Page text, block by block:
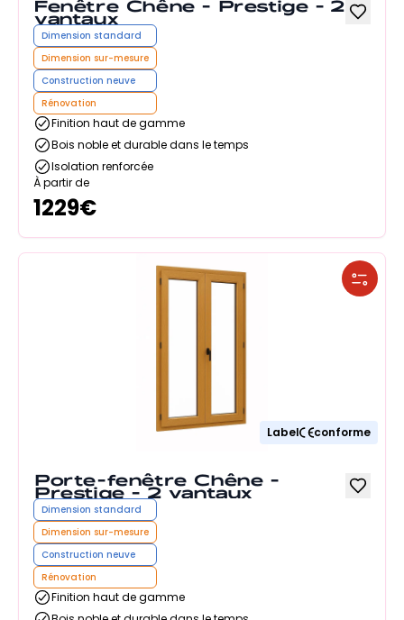
Fenêtre Chêne - Prestige - 2
vantaux
Dimension standard
Dimension sur-mesure
Construction neuve
Rénovation
Finition haut de gamme
Bois noble et durable dans le temps
Isolation renforcée
À partir de
1229€
Label conforme
Porte-fenêtre Chêne -
Prestige - 2 vantaux
Dimension standard
Dimension sur-mesure
Construction neuve
Rénovation
Finition haut de gamme